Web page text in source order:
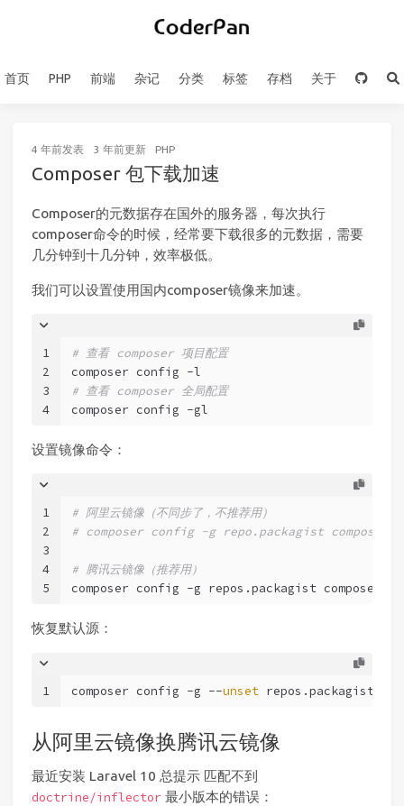
首页 PHP 前端 杂记 分类 标签 存档 关于
4 年前发表 3 年前更新 PHP
Composer 包下载加速
Composer的元数据存在国外的服务器，每次执行
composer命令的时候，经常要下载很多的元数据，需要
几分钟到十几分钟，效率极低。
我们可以设置使用国内composer镜像来加速。
1
2
3
4
# 查看 composer 项目配置
composer config -l
# 查看 composer 全局配置
composer config -gl
设置镜像命令：
1
2
3
4
5
# 阿里云镜像（不同步了，不推荐用）
# composer config -g repo.packagist
# 腾讯云镜像（推荐用）
composer config -g repos.packagist composer
恢复默认源：
1 composer config -g --unset repos.packagist
从阿里云镜像换腾讯云镜像
最近安装 Laravel 10 总提示 匹配不到
doctrine/inflector 最小版本的错误：